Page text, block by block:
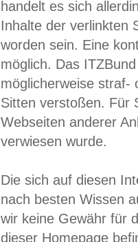
handelt es sich
Inhalte der verlinkten
worden sein. Eine
möglich. Das
möglicherweise straf-
Sitten verstoßen. Für
Webseiten anderer
verwiesen wurde.
Die sich auf diesen
nach besten Wissen
wir keine Gewähr für
dieser Homepage